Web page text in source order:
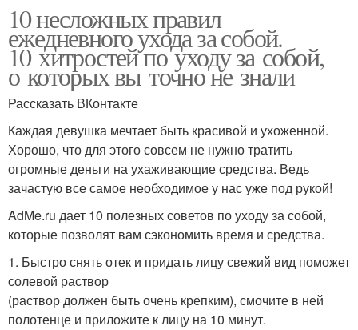
10 несложных правил
ежедневного ухода за собой.
10 хитростей по уходу за собой,
о которых вы точно не знали
Рассказать ВКонтакте
Каждая девушка мечтает быть красивой и ухоженной.
Хорошо, что для этого совсем не нужно тратить
огромные деньги на ухаживающие средства. Ведь
зачастую все самое необходимое у нас уже под рукой!
AdMe.ru дает 10 полезных советов по уходу за собой,
которые позволят вам сэкономить время и средства.
1. Быстро снять отек и придать лицу свежий вид поможет
солевой раствор
(раствор должен быть очень крепким), смочите в ней
полотенце и приложите к лицу на 10 минут.